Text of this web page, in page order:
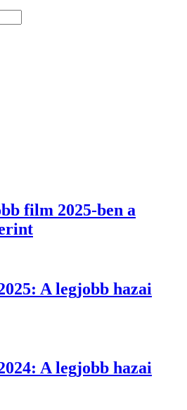
film 2025-ben a
A legjobb hazai
A legjobb hazai